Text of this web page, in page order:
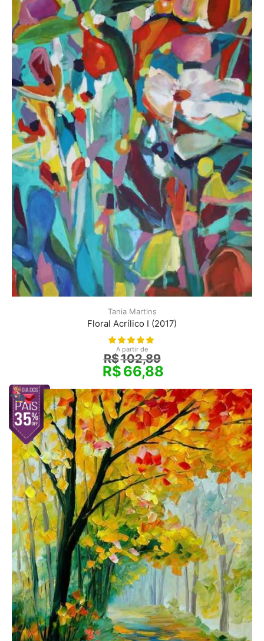
Tania Martins
Floral Acrílico I (2017)
A partir de
R$102,89
R$66,88